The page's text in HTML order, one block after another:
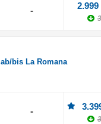
- 2.999
bis La Romana
-